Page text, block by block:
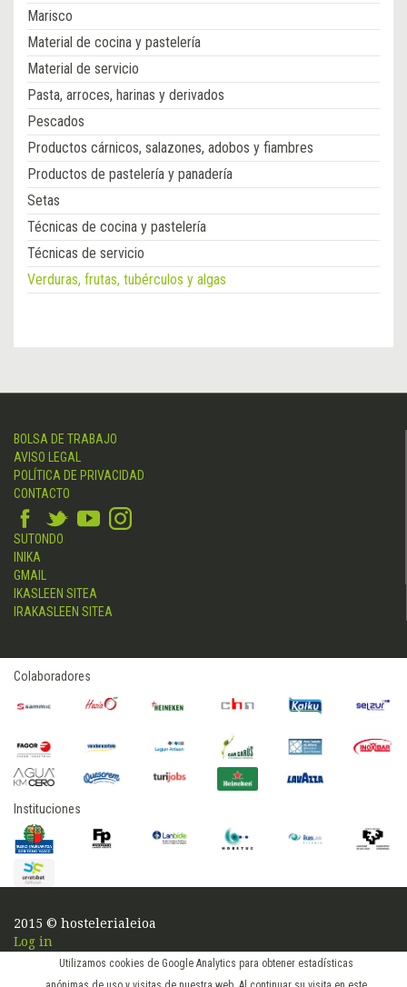
Utilizamos cookies de Google Analytics para obtener estadísticas
Marisco
Material de cocina y pastelería
Material de servicio
Pasta, arroces, harinas y derivados
Pescados
Productos cárnicos, salazones, adobos y fiambres
Productos de pastelería y panadería
Setas
Técnicas de cocina y pastelería
Técnicas de servicio
Verduras, frutas, tubérculos y algas
BOLSA DE TRABAJO
AVISO LEGAL
POLÍTICA DE PRIVACIDAD
CONTACTO
SUTONDO
INIKA
GMAIL
IKASLEEN SITEA
IRAKASLEEN SITEA
Colaboradores
Instituciones
2015 © hostelerialeioa
Log in